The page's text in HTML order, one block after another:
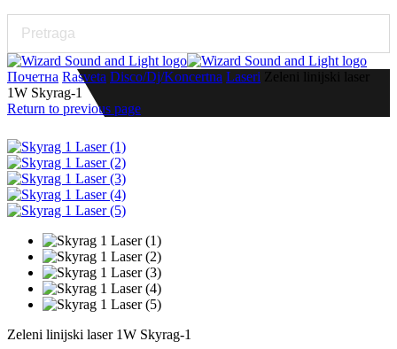
Почетна Rasveta Disco/Dj/Koncertna Laseri Zeleni linijski laser
1W Skyrag-1
Return to previous page
Zeleni linijski laser 1W Skyrag-1